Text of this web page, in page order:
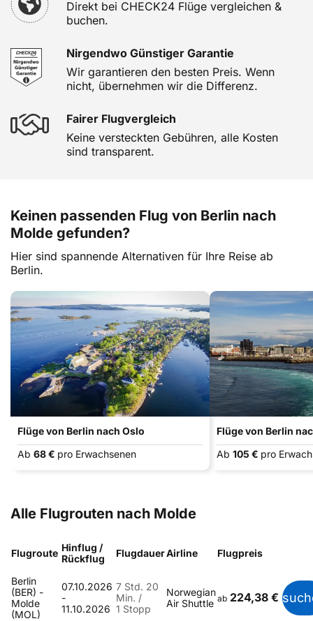
Direkt bei CHECK24 Flüge vergleichen &
buchen.
Nirgendwo Günstiger Garantie
Wir garantieren den besten Preis. Wenn
nicht, übernehmen wir die Differenz.
Fairer Flugvergleich
Keine versteckten Gebühren, alle Kosten
sind transparent.
Keinen passenden Flug von Berlin nach
Molde gefunden?
Hier sind spannende Alternativen für Ihre Reise ab
Berlin.
Flüge von Berlin nach Oslo
Ab 68 € pro Erwachsenen
Flüge von Berlin
Ab 105 € pro
Alle Flugrouten nach Molde
Flugroute Hinflug /
Rückflug
FlugdauerAirline Flugpreis
Berlin
(BER) -
Molde
(MOL)
07.10.2026
-
11.10.2026
7 Std. 20
Min. /
1 Stopp
Norwegian
Air Shuttle ab 224,38 €